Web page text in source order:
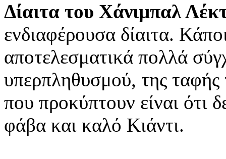
Δίαιτα του Χάνιμπαλ
ενδιαφέρουσα δίαιτα.
αποτελεσματικά πολλά
υπερπληθυσμού, της
που προκύπτουν είναι ότι
φάβα και καλό Κιάντι.